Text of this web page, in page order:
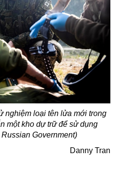
nghiệm loại tên lửa mới trong
một kho dự trữ để sử dụng
Government)
Danny Tran